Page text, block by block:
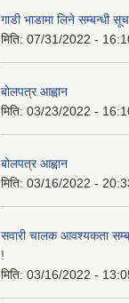
गाडी भाडामा लिने सम्बन्धी
मिति: 07/31/2022 -
बोलपत्र आह्वान
मिति: 03/23/2022 -
बोलपत्र आह्वान
मिति: 03/16/2022 -
सवारी चालक आवश्यकता
!
मिति: 03/16/2022 -